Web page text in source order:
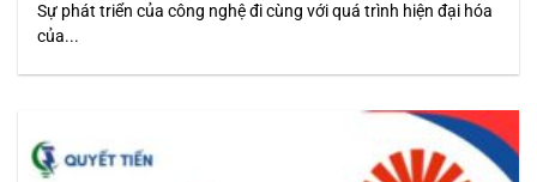
Sự phát triển của công nghệ đi cùng với quá trình hiện đại hóa
của...